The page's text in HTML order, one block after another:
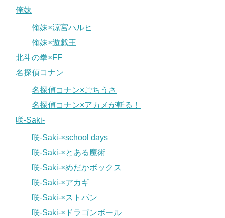
俺妹
俺妹×涼宮ハルヒ
俺妹×遊戯王
北斗の拳×FF
名探偵コナン
名探偵コナン×ごちうさ
名探偵コナン×アカメが斬る！
咲-Saki-
咲-Saki-×school days
咲-Saki-×とある魔術
咲-Saki-×めだかボックス
咲-Saki-×アカギ
咲-Saki-×ストパン
咲-Saki-×ドラゴンボール